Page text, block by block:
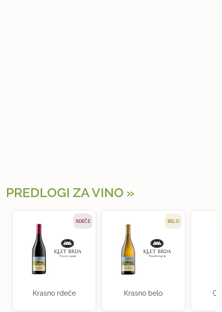
PREDLOGI ZA VINO
RDEČE
Krasno rdeče
BELO
Krasno belo